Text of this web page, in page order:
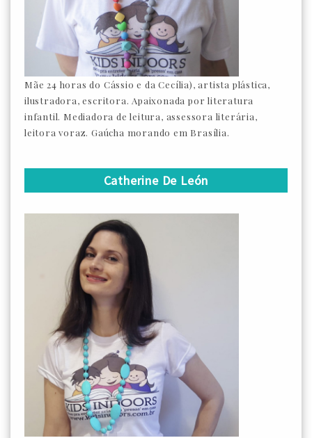
Mãe 24 horas do Cássio e da Cecília), artista plástica,
ilustradora, escritora. Apaixonada por literatura
infantil. Mediadora de leitura, assessora literária,
leitora voraz. Gaúcha morando em Brasília.
Catherine De León